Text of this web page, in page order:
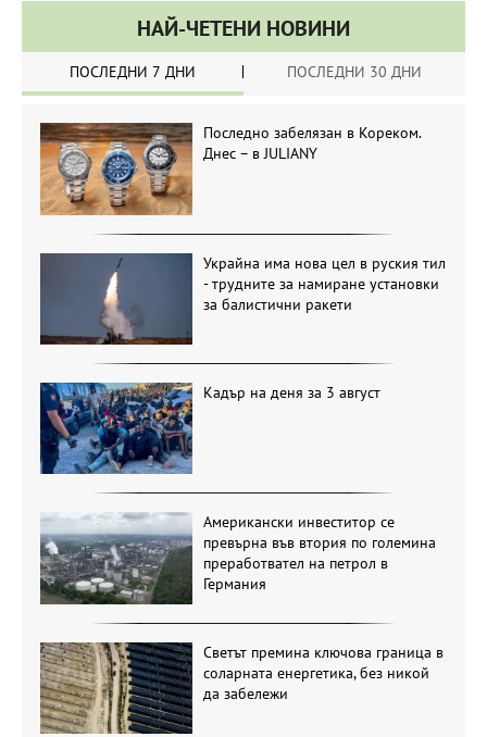
НАЙ-ЧЕТЕНИ НОВИНИ
ПОСЛЕДНИ 7 ДНИ ПОСЛЕДНИ 30 ДНИ
Последно забелязан в Кореком.
Днес – в JULIANY
Украйна има нова цел в руския тил
- трудните за намиране установки
за балистични ракети
Кадър на деня за 3 август
Американски инвеститор се
превърна във втория по големина
преработвател на петрол в
Германия
Светът премина ключова граница в
соларната енергетика, без никой
да забележи